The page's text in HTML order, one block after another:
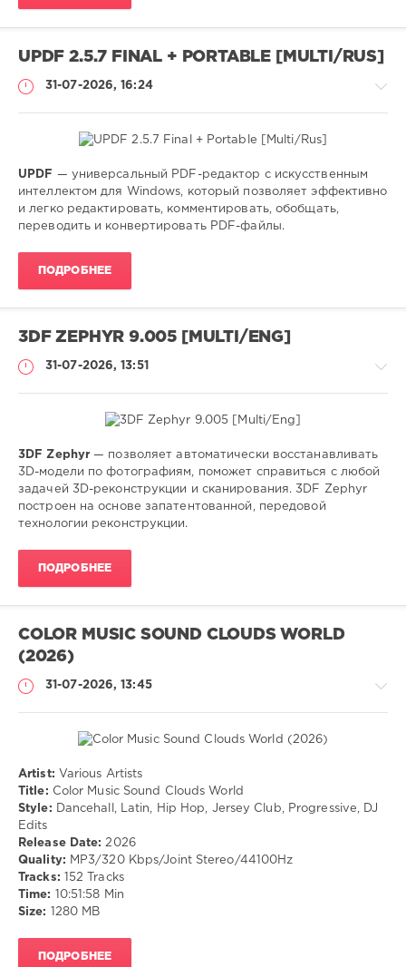
Italo-
Disco
UPDF 2.5.7 FINAL + PORTABLE [MULTI/RUS]
31-07-2026, 16:24
SamDel
редактор,
конвертер,
файлов
UPDF — универсальный PDF-редактор с искусственным
интеллектом для Windows, который позволяет эффективно
и легко редактировать, комментировать, обобщать,
переводить и конвертировать PDF-файлы.
ПОДРОБНЕЕ
3DF ZEPHYR 9.005 [MULTI/ENG]
31-07-2026, 13:51
SamDel
21
восстанавливать
3D-
модели,
фотографиям,
редактор
3DF Zephyr — позволяет автоматически восстанавливать
3D-модели по фотографиям, поможет справиться с любой
задачей 3D-реконструкции и сканирования. 3DF Zephyr
построен на основе запатентованной, передовой
технологии реконструкции.
ПОДРОБНЕЕ
COLOR MUSIC SOUND CLOUDS WORLD
(2026)
31-07-2026, 13:45
Музыка
drakon-
55
0
Dancehall
Hop ,
Artist: Various Artists
Title: Color Music Sound Clouds World
Style: Dancehall, Latin, Hip Hop, Jersey Club, Progressive, DJ
Edits
Release Date: 2026
Quality: MP3/320 Kbps/Joint Stereo/44100Hz
Tracks: 152 Tracks
Time:
10:51:58 Min
Size:
1280 MB
ПОДРОБНЕЕ